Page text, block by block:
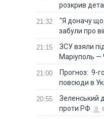
розкрив
21:32
"Я доначу
забули про
21:15
ЗСУ взяли
Маріуполь —
21:00
Прогноз: 9-
повсюди в
20:55
Зеленський
проти РФ